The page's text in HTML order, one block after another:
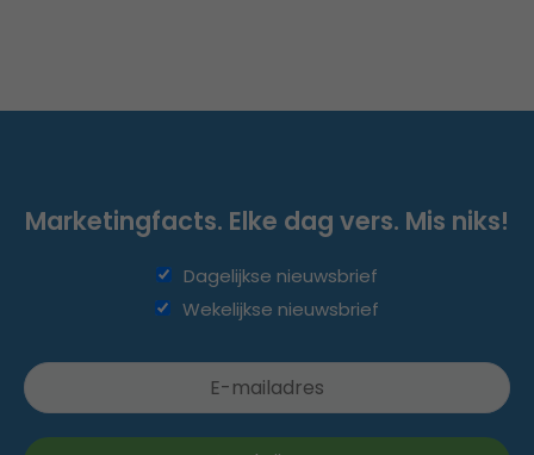
Marketingfacts. Elke dag vers. Mis niks!
Dagelijkse nieuwsbrief
Wekelijkse nieuwsbrief